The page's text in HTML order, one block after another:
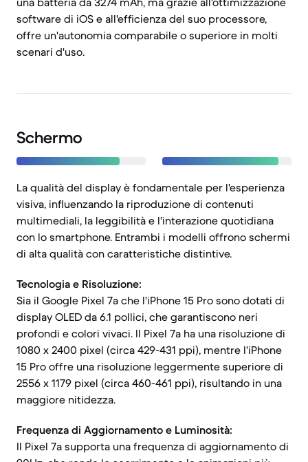
software di iOS e all'efficienza del suo processore,
offre un'autonomia comparabile o superiore in molti
scenari d'uso.
Schermo
La qualità del display è fondamentale per l'esperienza
visiva, influenzando la riproduzione di contenuti
multimediali, la leggibilità e l'interazione quotidiana
con lo smartphone. Entrambi i modelli offrono schermi
di alta qualità con caratteristiche distintive.
Tecnologia e Risoluzione:
Sia il Google Pixel 7a che l'iPhone 15 Pro sono dotati di
display OLED da 6.1 pollici, che garantiscono neri
profondi e colori vivaci. Il Pixel 7a ha una risoluzione di
1080 x 2400 pixel (circa 429-431 ppi), mentre l'iPhone
15 Pro offre una risoluzione leggermente superiore di
2556 x 1179 pixel (circa 460-461 ppi), risultando in una
maggiore nitidezza.
Frequenza di Aggiornamento e Luminosità:
Il Pixel 7a supporta una frequenza di aggiornamento di